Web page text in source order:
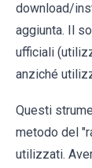
download/
aggiunta. Il
ufficiali
anziché
Questi
metodo del
utilizzati.